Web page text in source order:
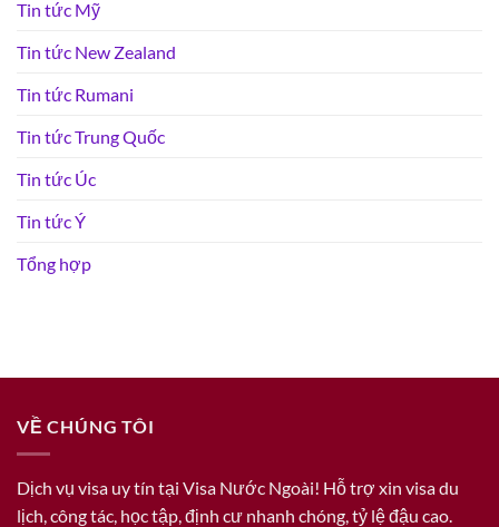
Tin tức Mỹ
Tin tức New Zealand
Tin tức Rumani
Tin tức Trung Quốc
Tin tức Úc
Tin tức Ý
Tổng hợp
VỀ CHÚNG TÔI
Dịch vụ visa uy tín tại Visa Nước Ngoài! Hỗ trợ xin visa du
lịch, công tác, học tập, định cư nhanh chóng, tỷ lệ đậu cao.